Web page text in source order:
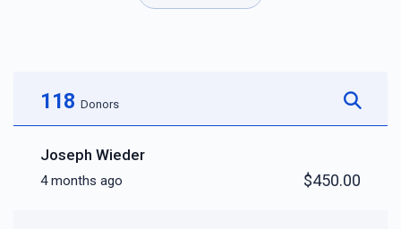
Abraham Shimon Weider
$900
Donated Donors
118 Donors
Joseph Wieder
4 months ago $450.00